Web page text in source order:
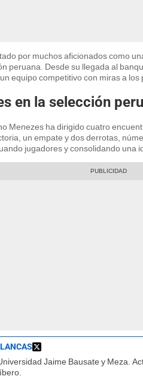
por muchos aficionados como
peruana. Desde su llegada al
equipo competitivo con miras a
en la selección
Menezes ha dirigido cuatro
un empate y dos derrotas,
jugadores y consolidando una
Jaime Bausate y Meza.